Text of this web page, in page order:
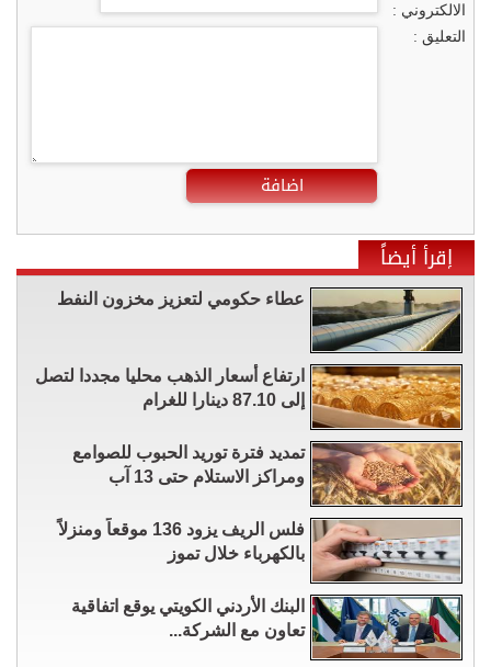
الالكتروني :
التعليق :
اضافة
إقرأ أيضاً
عطاء حكومي لتعزيز مخزون النفط
ارتفاع أسعار الذهب محليا مجددا لتصل
إلى 87.10 دينارا للغرام
تمديد فترة توريد الحبوب للصوامع
ومراكز الاستلام حتى 13 آب
فلس الريف يزود 136 موقعاً ومنزلاً
بالكهرباء خلال تموز
البنك الأردني الكويتي يوقع اتفاقية
تعاون مع الشركة...